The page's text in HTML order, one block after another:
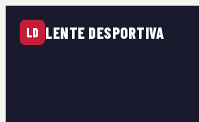
LD LENTE DESPORTIVA